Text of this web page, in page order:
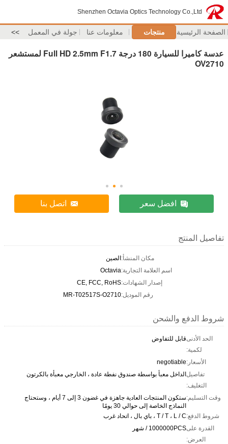
Shenzhen Octavia Optics Technology Co.,Ltd
الصفحة الرئيسية منتجات معلومات عنا جولة في المعمل >>
عدسة كاميرا للسيارة 180 درجة Full HD 2.5mm F1.7 لمستشعر
OV2710
افضل سعر اتصل بنا
تفاصيل المنتج
مكان المنشأ:الصين
اسم العلامة التجارية:Octavia
إصدار الشهادات:CE, FCC, RoHS
رقم الموديل:MR-T02517S-O2710
شروط الدفع والشحن
الحد الأدنى
لكمية:
قابل للتفاوض
الأسعار:negotiable
تفاصيل
التغليف:
الداخل معبأ بواسطة صندوق نفطة عادة ، الخارجي معبأة بالكرتون
وقت التسليم:
ستكون المنتجات العادية جاهزة في غضون 3 إلى 7 أيام ، وستحتاج
النماذج الخاصة إلى حوالي 30 يومًا
شروط الدفع:T / T ، L / C ، باي بال ، اتحاد غرب
القدرة على
العرض:
1000000PCS / شهر